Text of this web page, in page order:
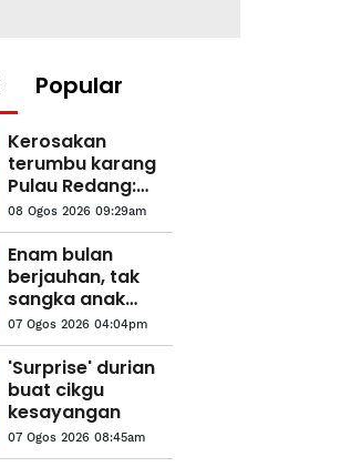
Popular
Kerosakan
terumbu karang
Pulau Redang:
Kerajaan negeri
panggil
pengusaha bot,
resort
08 Ogos 2026 09:29am
Enam bulan
berjauhan, tak
sangka anak
pulang sebagai
jenazah - Bapa
07 Ogos 2026 04:04pm
'Surprise' durian
buat cikgu
kesayangan
07 Ogos 2026 08:45am